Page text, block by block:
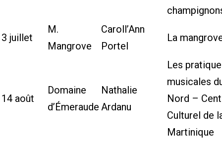
3 juillet
M.
Mangrove
Caroll’Ann
Portel
La
14 août
Domaine
d’Émeraude
Nathalie
Ardanu
Les
musicales
Nord –
Culturel de
Martinique